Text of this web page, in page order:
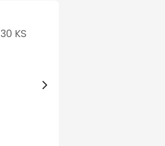
KS